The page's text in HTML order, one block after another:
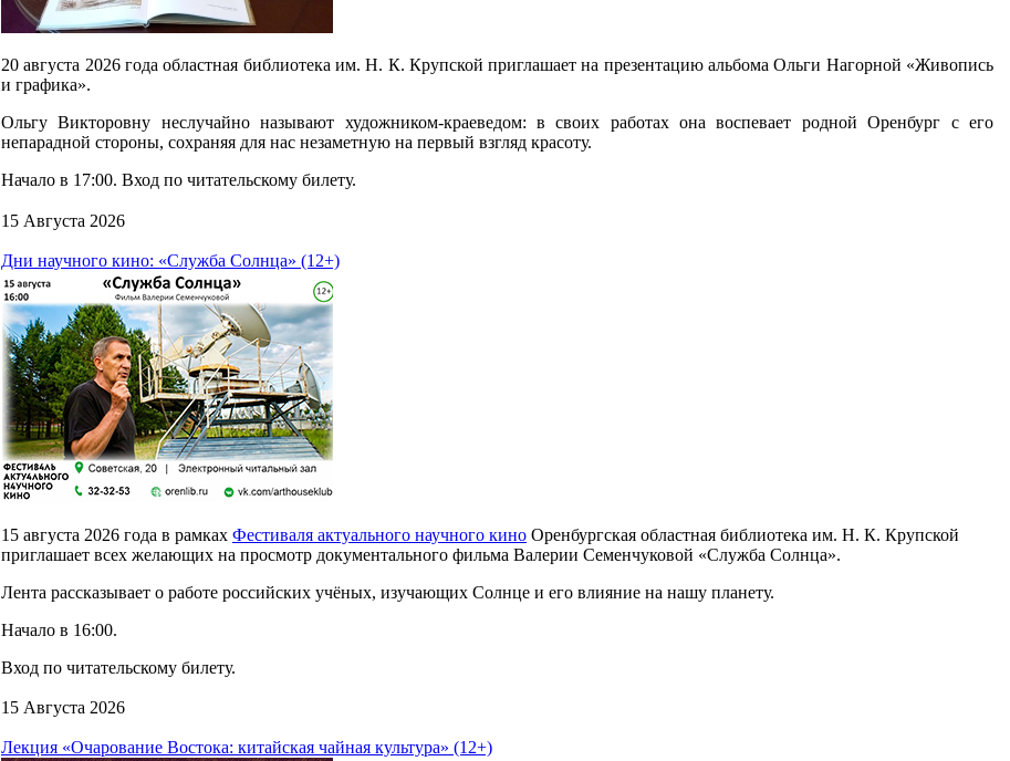
20 августа 2026 года областная библиотека им. Н. К. Крупской приглашает на презентацию альбома Ольги Нагорной «Живопись
и графика».
Ольгу Викторовну неслучайно называют художником-краеведом: в своих работах она воспевает родной Оренбург с его
непарадной стороны, сохраняя для нас незаметную на первый взгляд красоту.
Начало в 17:00. Вход по читательскому билету.
15 Августа 2026
Дни научного кино: «Служба Солнца» (12+)
15 августа 2026 года в рамках Фестиваля актуального научного кино Оренбургская областная библиотека им. Н. К. Крупской
приглашает всех желающих на просмотр документального фильма Валерии Семенчуковой «Служба Солнца».
Лента рассказывает о работе российских учёных, изучающих Солнце и его влияние на нашу планету.
Начало в 16:00.
Вход по читательскому билету.
15 Августа 2026
Лекция «Очарование Востока: китайская чайная культура» (12+)